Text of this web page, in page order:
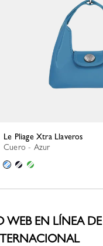
Le Pliage Xtra Llaveros
Cuero - Azur
WEB EN LÍNEA DE